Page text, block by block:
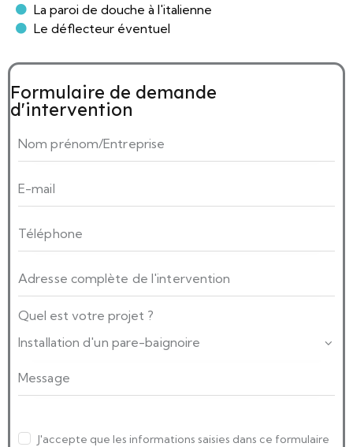
La paroi de douche à l'italienne
Le déflecteur éventuel
Formulaire de demande
d'intervention
Quel est votre projet ?
J'accepte que les informations saisies dans ce formulaire